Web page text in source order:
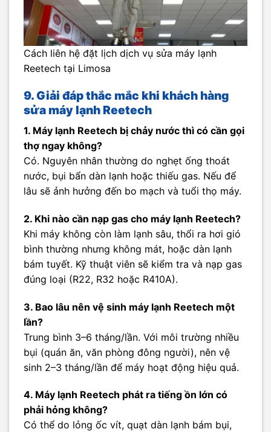
Cách liên hệ đặt lịch dịch vụ sửa máy lạnh
Reetech tại Limosa
9. Giải đáp thắc mắc khi khách hàng
sửa máy lạnh Reetech
1. Máy lạnh Reetech bị chảy nước thì có cần gọi
thợ ngay không?
Có. Nguyên nhân thường do nghẹt ống thoát
nước, bụi bẩn dàn lạnh hoặc thiếu gas. Nếu để
lâu sẽ ảnh hưởng đến bo mạch và tuổi thọ máy.
2. Khi nào cần nạp gas cho máy lạnh Reetech?
Khi máy không còn làm lạnh sâu, thổi ra hơi gió
bình thường nhưng không mát, hoặc dàn lạnh
bám tuyết. Kỹ thuật viên sẽ kiểm tra và nạp gas
đúng loại (R22, R32 hoặc R410A).
3. Bao lâu nên vệ sinh máy lạnh Reetech một
lần?
Trung bình 3–6 tháng/lần. Với môi trường nhiều
bụi (quán ăn, văn phòng đông người), nên vệ
sinh 2–3 tháng/lần để máy hoạt động hiệu quả.
4. Máy lạnh Reetech phát ra tiếng ồn lớn có
phải hỏng không?
Có thể do lỏng ốc vít, quạt dàn lạnh bám bụi,